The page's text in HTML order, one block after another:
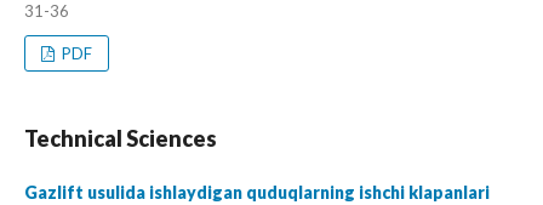
31-36
PDF
Technical Sciences
Gazlift usulida ishlaydigan quduqlarning ishchi klapanlari